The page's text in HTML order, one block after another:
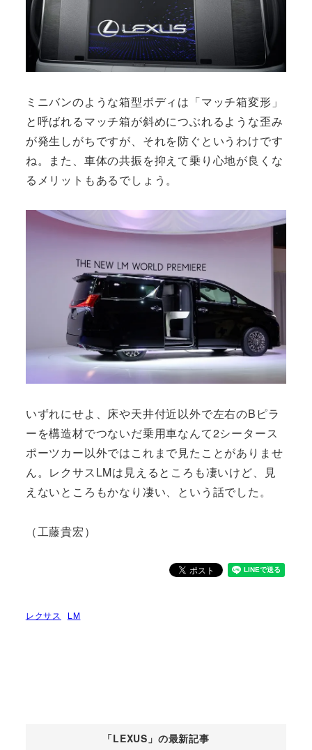
ミニバンのような箱型ボディは「マッチ箱変形」
と呼ばれるマッチ箱が斜めにつぶれるような歪み
が発生しがちですが、それを防ぐというわけです
ね。また、車体の共振を抑えて乗り心地が良くな
るメリットもあるでしょう。
いずれにせよ、床や天井付近以外で左右のBピラ
ーを構造材でつないだ乗用車なんて2シータース
ポーツカー以外ではこれまで見たことがありませ
ん。レクサスLMは見えるところも凄いけど、見
えないところもかなり凄い、という話でした。
（工藤貴宏）
レクサス LM
「LEXUS」の最新記事